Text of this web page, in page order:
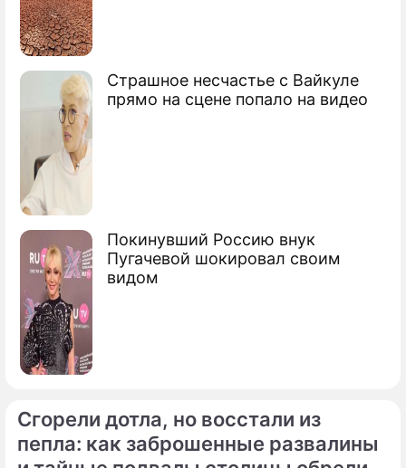
Страшное несчастье с Вайкуле
прямо на сцене попало на видео
Покинувший Россию внук
Пугачевой шокировал своим
видом
Сгорели дотла, но восстали из
пепла: как заброшенные развалины